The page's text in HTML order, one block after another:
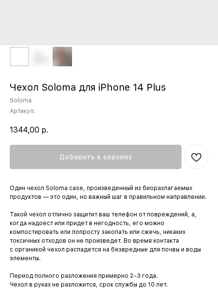
Чехол Soloma для iPhone 14 Plus
Soloma
Артикул:
1344,00 р.
Добавить в корзину
Один чехол Soloma case, произведенный из биоразлагаемых
продуктов — это один, но важный шаг в правильном направлении.
Такой чехол отлично защитит ваш телефон от повреждений, а,
когда надоест или придет в негодность, его можно
компостировать или попросту закопать или сжечь, никаких
токсичных отходов он не произведет. Во время контакта
с органикой чехол распадется на безвредные для почвы и воды
элементы.
Период полного разложения примерно 2−3 года.
Чехол в руках не разложится, срок службы до 10 лет.